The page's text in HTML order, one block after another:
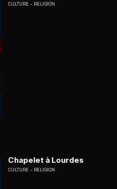
CULTURE RELIGION
Chapelet à Lourdes
CULTURE RELIGION